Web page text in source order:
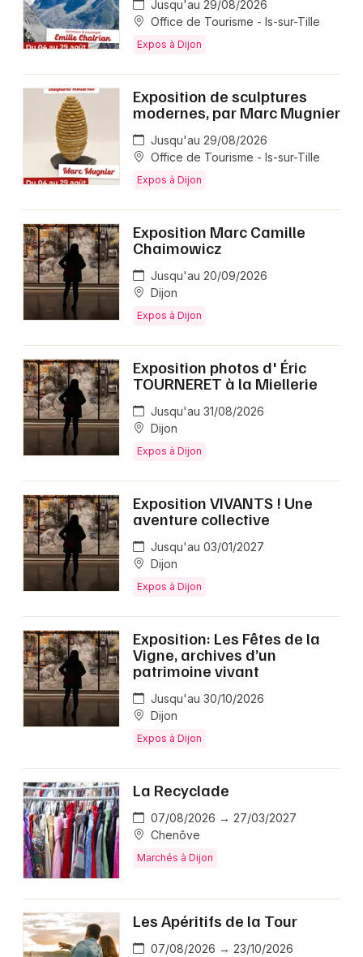
Jusqu'au 29/08/2026
Office de Tourisme - Is-sur-Tille
Expos à Dijon
Exposition de sculptures
modernes, par Marc Mugnier
Jusqu'au 29/08/2026
Office de Tourisme - Is-sur-Tille
Expos à Dijon
Exposition Marc Camille
Chaimowicz
Jusqu'au 20/09/2026
Dijon
Expos à Dijon
Exposition photos d' Éric
TOURNERET à la Miellerie
Jusqu'au 31/08/2026
Dijon
Expos à Dijon
Exposition VIVANTS ! Une
aventure collective
Jusqu'au 03/01/2027
Dijon
Expos à Dijon
Exposition: Les Fêtes de la
Vigne, archives d’un
patrimoine vivant
Jusqu'au 30/10/2026
Dijon
Expos à Dijon
La Recyclade
07/08/2026 → 27/03/2027
Chenôve
Marchés à Dijon
Les Apéritifs de la Tour
07/08/2026 → 23/10/2026